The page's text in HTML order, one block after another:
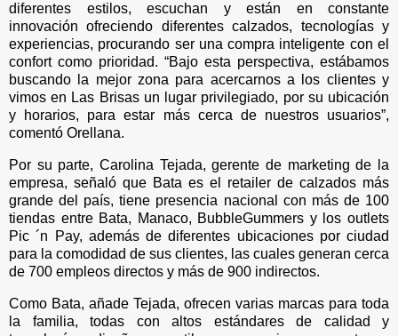
diferentes estilos, escuchan y están en constante
innovación ofreciendo diferentes calzados, tecnologías y
experiencias, procurando ser una compra inteligente con el
confort como prioridad. “Bajo esta perspectiva, estábamos
buscando la mejor zona para acercarnos a los clientes y
vimos en Las Brisas un lugar privilegiado, por su ubicación
y horarios, para estar más cerca de nuestros usuarios”,
comentó Orellana.
Por su parte, Carolina Tejada, gerente de marketing de la
empresa, señaló que Bata es el retailer de calzados más
grande del país, tiene presencia nacional con más de 100
tiendas entre Bata, Manaco, BubbleGummers y los outlets
Pic ´n Pay, además de diferentes ubicaciones por ciudad
para la comodidad de sus clientes, las cuales generan cerca
de 700 empleos directos y más de 900 indirectos.
Como Bata, añade Tejada, ofrecen varias marcas para toda
la familia, todas con altos estándares de calidad y